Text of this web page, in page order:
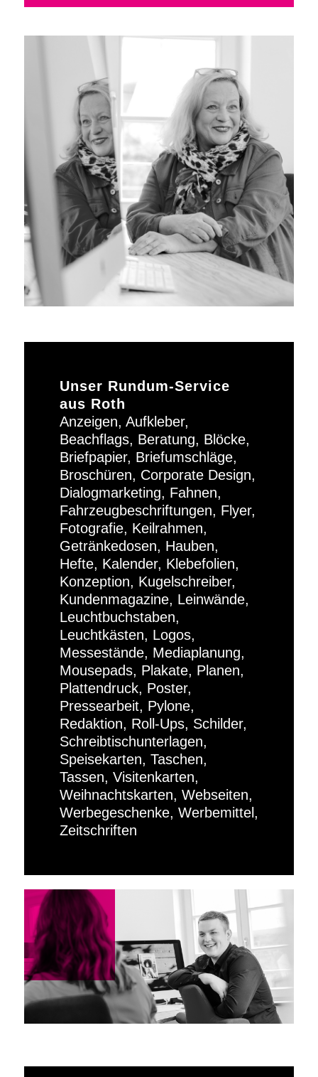
Unser Rundum-Service
aus Roth
Anzeigen, Aufkleber,
Beachflags, Beratung, Blöcke,
Briefpapier, Briefumschläge,
Broschüren, Corporate Design,
Dialogmarketing, Fahnen,
Fahrzeugbeschriftungen, Flyer,
Fotografie, Keilrahmen,
Getränkedosen, Hauben,
Hefte, Kalender, Klebefolien,
Konzeption, Kugelschreiber,
Kundenmagazine, Leinwände,
Leuchtbuchstaben,
Leuchtkästen, Logos,
Messestände, Mediaplanung,
Mousepads, Plakate, Planen,
Plattendruck, Poster,
Pressearbeit, Pylone,
Redaktion, Roll-Ups, Schilder,
Schreibtischunterlagen,
Speisekarten, Taschen,
Tassen, Visitenkarten,
Weihnachtskarten, Webseiten,
Werbegeschenke, Werbemittel,
Zeitschriften